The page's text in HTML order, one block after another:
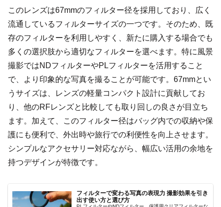
このレンズは67mmのフィルター径を採用しており、広く
流通しているフィルターサイズの一つです。そのため、既
存のフィルターを利用しやすく、新たに購入する場合でも
多くの選択肢から適切なフィルターを選べます。特に風景
撮影ではNDフィルターやPLフィルターを活用すること
で、より印象的な写真を撮ることが可能です。67mmとい
うサイズは、レンズの軽量コンパクト設計に貢献してお
り、他のRFレンズと比較しても取り回しの良さが目立ち
ます。加えて、このフィルター径はバッグ内での収納や保
護にも便利で、外出時や旅行での利便性を向上させます。
シンプルなアクセサリー対応ながら、幅広い活用の余地を
持つデザインが特徴です。
フィルターで変わる写真の表現力 撮影効果を引き
出す使い方と選び方